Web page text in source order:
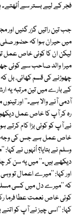
فجر کے لیے بستر سے
جب تین راتیں گزر گئیں اور
میں حیران ہوا کہ حضور صلی
لیکن ان کا کوئی خاص عمل
میرا والد صاحب سے کوئی
چھوڑنے کی قسم کھائی، بل
کے بارے میں تین مرتبہ یہ
آدمی آنے والا ہے۔'' اور
رہ کر آپ کا خاص عمل
نے آپ کو کوئی بڑا کام کرتے
خاص عمل ہے جس کی وجہ
وسلم نے بتایا؟ اُنہوں نے
دیکھے ہیں۔'' میں یہ سن کر
اور کہا: ''میرے اعمال تو
کہ ''میرے دل میں کسی
کوئی خاص نعمت عطا فرما
کہا: ''اسی چیز نے آپ کو